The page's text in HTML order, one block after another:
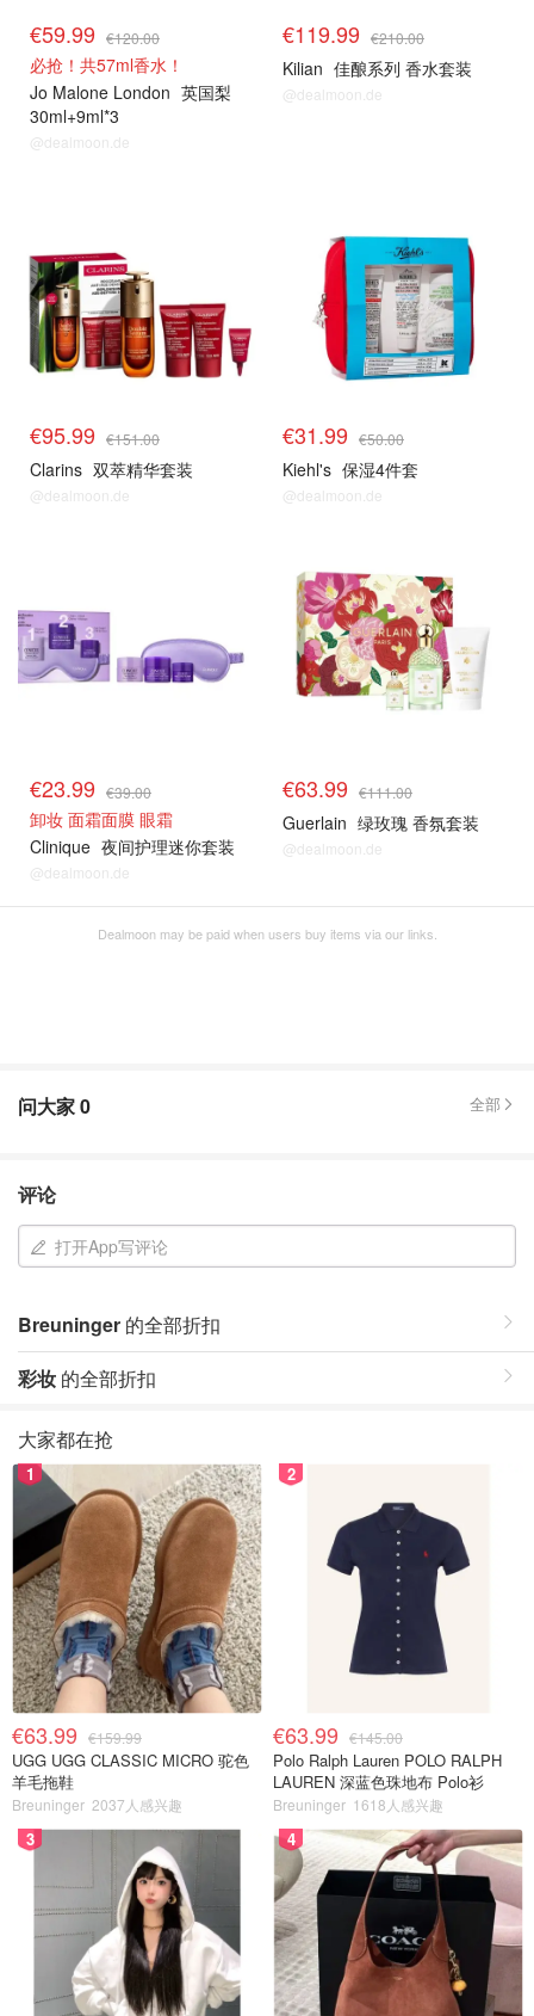
€59.99 €120.00
必抢！共57ml香水！
Jo Malone London 英国梨
30ml+9ml*3
@dealmoon.de
€119.99 €210.00
Kilian 佳酿系列 香水套装
@dealmoon.de
€95.99 €151.00
Clarins 双萃精华套装
@dealmoon.de
€31.99 €50.00
Kiehl's 保湿4件套
@dealmoon.de
€23.99 €39.00
卸妆 面霜面膜 眼霜
Clinique 夜间护理迷你套装
@dealmoon.de
€63.99 €111.00
Guerlain 绿玫瑰 香氛套装
@dealmoon.de
Dealmoon may be paid when users buy items via our links.
问大家0 全部
评论
打开App写评论
Breuninger 的全部折扣
彩妆 的全部折扣
大家都在抢
1
€63.99 €159.99
UGG UGG CLASSIC MICRO 驼色
羊毛拖鞋
Breuninger 2037人感兴趣
2
€63.99 €145.00
Polo Ralph Lauren POLO RALPH
LAUREN 深蓝色珠地布 Polo衫
Breuninger 1618人感兴趣
3 4